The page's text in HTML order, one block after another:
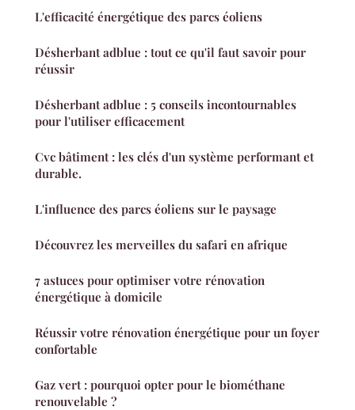
L'efficacité énergétique des parcs éoliens
Désherbant adblue : tout ce qu'il faut savoir pour
réussir
Désherbant adblue : 5 conseils incontournables
pour l'utiliser efficacement
Cvc bâtiment : les clés d'un système performant et
durable.
L'influence des parcs éoliens sur le paysage
Découvrez les merveilles du safari en afrique
7 astuces pour optimiser votre rénovation
énergétique à domicile
Réussir votre rénovation énergétique pour un foyer
confortable
Gaz vert : pourquoi opter pour le biométhane
renouvelable ?